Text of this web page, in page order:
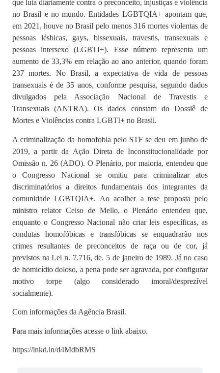
que luta diariamente contra o preconceito, injustiças e violência
no Brasil e no mundo. Entidades LGBTQIA+ apontam que,
em 2021, houve no Brasil pelo menos 316 mortes violentas de
pessoas lésbicas, gays, bissexuais, travestis, transexuais e
pessoas intersexo (LGBTI+). Esse número representa um
aumento de 33,3% em relação ao ano anterior, quando foram
237 mortes. No Brasil, a expectativa de vida de pessoas
transexuais é de 35 anos, conforme pesquisa, segundo dados
divulgados pela Associação Nacional de Travestis e
Transexuais (ANTRA). Os dados constam do Dossiê de
Mortes e Violências contra LGBTI+ no Brasil.
A criminalização da homofobia pelo STF se deu em junho de
2019, a partir da Ação Direta de Inconstitucionalidade por
Omissão n. 26 (ADO). O Plenário, por maioria, entendeu que
o Congresso Nacional se omitiu para criminalizar atos
discriminatórios a direitos fundamentais dos integrantes da
comunidade LGBTQIA+. Ao acolher a tese proposta pelo
ministro relator Celso de Mello, o Plenário entendeu que,
enquanto o Congresso Nacional não criar leis específicas, as
condutas homofóbicas e transfóbicas se enquadrarão nos
crimes resultantes de preconceitos de raça ou de cor, já
previstos na Lei n. 7.716, de. 5 de janeiro de 1989. Já no caso
de homicídio doloso, a pena pode ser agravada, por configurar
motivo torpe (algo considerado imoral/desprezível
socialmente).
Com informações da Agência Brasil.
Para mais informações acesse o link abaixo.
https://lnkd.in/d4MdbRMS